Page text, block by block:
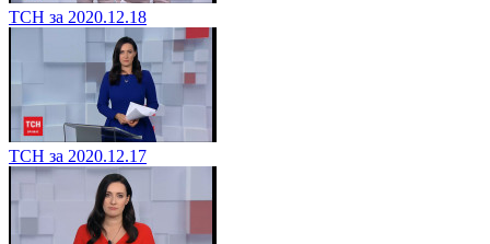
ТСН за 2020.12.18
ТСН за 2020.12.17